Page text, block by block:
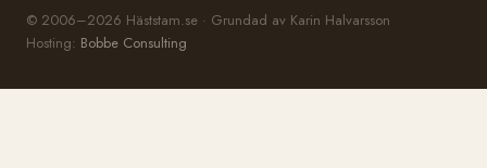
© 2006–2026 Häststam.se · Grundad av Karin Halvarsson
Hosting: Bobbe Consulting